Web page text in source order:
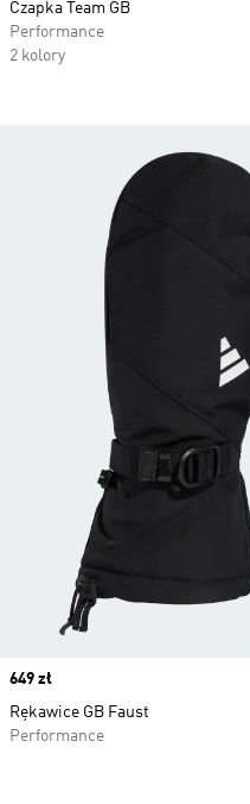
Czapka Team GB
Performance
2 kolory
Price
649 zł
Rękawice GB Faust
Performance